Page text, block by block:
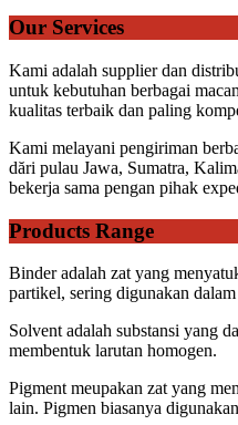
Our Services
Kami adalah supplier dan
untuk kebutuhan berbagai
kualitas terbaik dan paling
Kami melayani pengiriman
dări pulau Jawa, Sumatra,
bekerja sama pengan pihak
Products Range
Binder adalah zat yang
partikel, sering digunakan
Solvent adalah substansi yang
membentuk larutan homogen.
Pigment meupakan zat yang
lain. Pigmen biasanya